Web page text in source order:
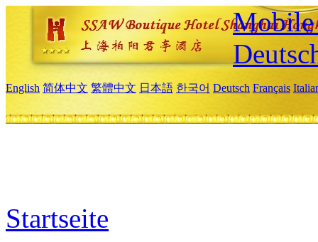
Mobile
English 简体中文 繁體中文 日本語 한국어 Deutsch Français
Startseite